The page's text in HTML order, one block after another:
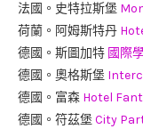
法國。史特拉斯堡
荷蘭。阿姆斯特丹
德國。斯圖加特 國際
德國。奧格斯堡
德國。富森 Hotel
德國。符茲堡 City